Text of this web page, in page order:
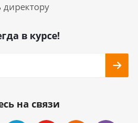
директору
в курсе!
на связи